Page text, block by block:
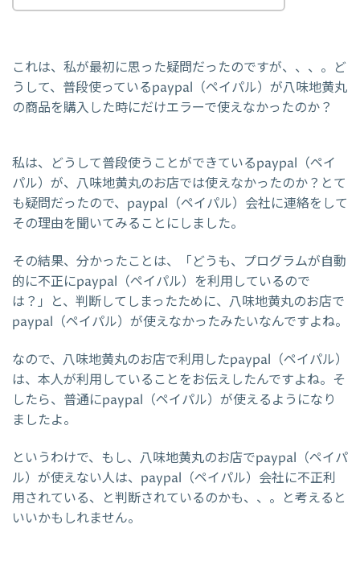
これは、私が最初に思った疑問だったのですが、、、。ど
うして、普段使っているpaypal（ペイパル）が八味地黄丸
の商品を購入した時にだけエラーで使えなかったのか？
私は、どうして普段使うことができているpaypal（ペイ
パル）が、八味地黄丸のお店では使えなかったのか？とて
も疑問だったので、paypal（ペイパル）会社に連絡をして
その理由を聞いてみることにしました。
その結果、分かったことは、「どうも、プログラムが自動
的に不正にpaypal（ペイパル）を利用しているので
は？」と、判断してしまったために、八味地黄丸のお店で
paypal（ペイパル）が使えなかったみたいなんですよね。
なので、八味地黄丸のお店で利用したpaypal（ペイパル）
は、本人が利用していることをお伝えしたんですよね。そ
したら、普通にpaypal（ペイパル）が使えるようになり
ましたよ。
というわけで、もし、八味地黄丸のお店でpaypal（ペイパ
ル）が使えない人は、paypal（ペイパル）会社に不正利
用されている、と判断されているのかも、、。と考えると
いいかもしれません。